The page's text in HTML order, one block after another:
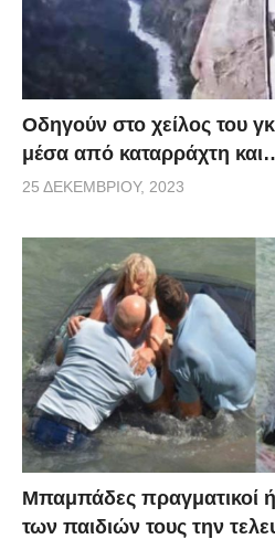
Οδηγούν στο χείλος του
μέσα από καταρράχτη
25 ΔΕΚΕΜΒΡΊΟΥ, 2023
Μπαμπάδες πραγματικοί
των παιδιών τους την